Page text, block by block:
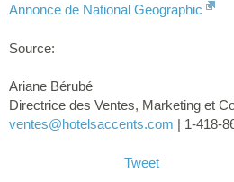
Annonce de National Geographic
Source:
Ariane Bérubé
Directrice des Ventes, Marketing et
ventes@hotelsaccents.com | 1-418-
Tweet